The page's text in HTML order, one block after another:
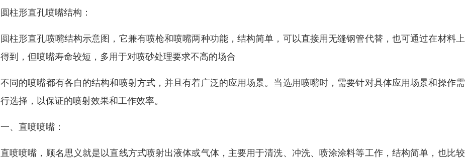
圆柱形直孔喷嘴结构：
圆柱形直孔喷嘴结构示意图，它兼有喷枪和喷嘴两种功能，结构简单，可以直接用无缝钢管代替，也可通过在材料
得到，但喷嘴寿命较短，多用于对喷砂处理要求不高的场合
不同的喷嘴都有各自的结构和喷射方式，并且有着广泛的应用场景。当选用喷嘴时，需要针对具体应用场景和操作
行选择，以保证的喷射效果和工作效率。
一、直喷喷嘴：
直喷喷嘴，顾名思义就是以直线方式喷射出液体或气体，主要用于清洗、冲洗、喷涂涂料等工作，结构简单，也比